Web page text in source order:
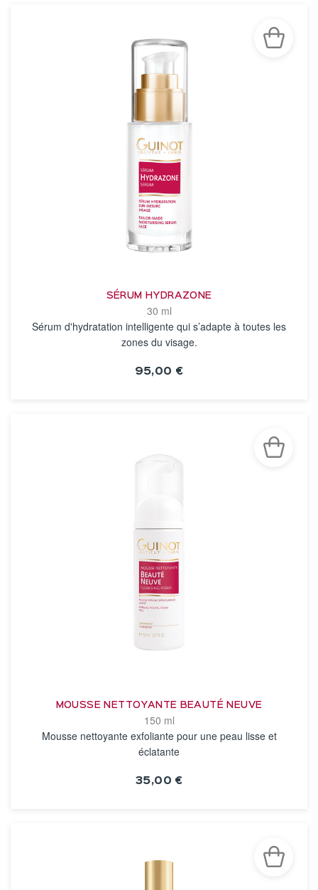
SÉRUM HYDRAZONE
30 ml
Sérum d'hydratation intelligente qui s’adapte à toutes les
zones du visage.
95,00 €
MOUSSE NETTOYANTE BEAUTÉ NEUVE
150 ml
Mousse nettoyante exfoliante pour une peau lisse et
éclatante
35,00 €